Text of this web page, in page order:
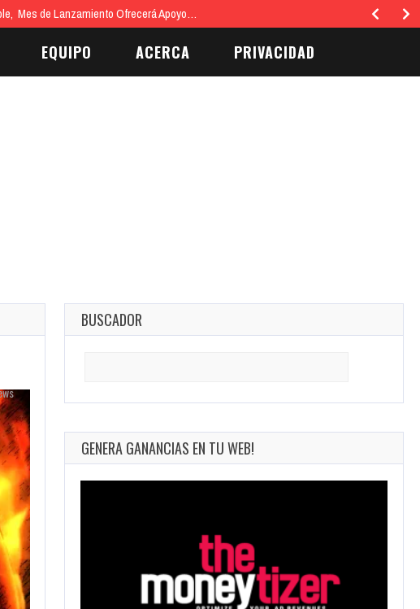
Mes de Lanzamiento Ofrecerá Apoyo…
EQUIPO ACERCA PRIVACIDAD
BUSCADOR
GENERA GANANCIAS EN TU WEB!